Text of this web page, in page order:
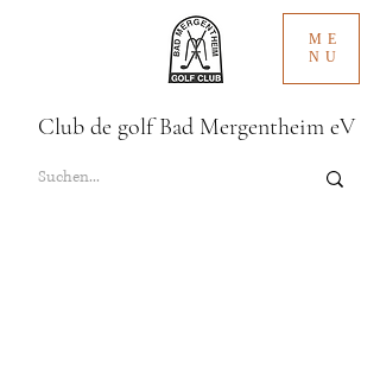
ME
NU
Club de golf Bad Mergentheim eV